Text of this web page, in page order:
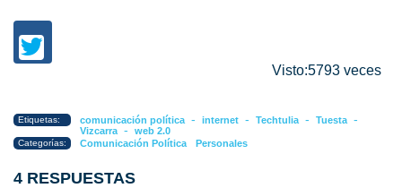
Visto:5793 veces
Etiquetas: comunicación política - internet - Techtulia - Tuesta -
Vizcarra - web 2.0
Categorías: Comunicación Política Personales
4 RESPUESTAS